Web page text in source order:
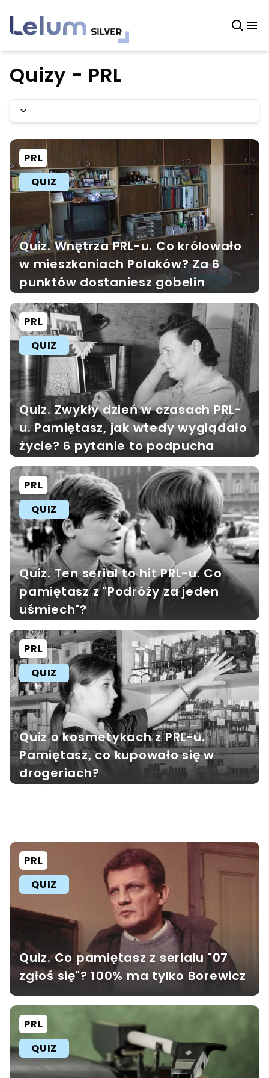
Quizy - PRL
PRL
QUIZ
Quiz. Wnętrza PRL-u. Co królowało
w mieszkaniach Polaków? Za 6
punktów dostaniesz gobelin
PRL
QUIZ
Quiz. Zwykły dzień w czasach PRL-
u. Pamiętasz, jak wtedy wyglądało
życie? 6 pytanie to podpucha
PRL
QUIZ
Quiz. Ten serial to hit PRL-u. Co
pamiętasz z "Podróży za jeden
uśmiech"?
PRL
QUIZ
Quiz o kosmetykach z PRL-u.
Pamiętasz, co kupowało się w
drogeriach?
PRL
QUIZ
Quiz. Co pamiętasz z serialu "07
zgłoś się"? 100% ma tylko Borewicz
PRL
QUIZ